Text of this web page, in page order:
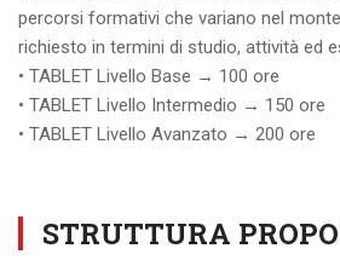
percorsi formativi che variano nel
richiesto in termini di studio, attività ed
• TABLET Livello Base → 100 ore
• TABLET Livello Intermedio → 150 ore
• TABLET Livello Avanzato → 200 ore
STRUTTURA